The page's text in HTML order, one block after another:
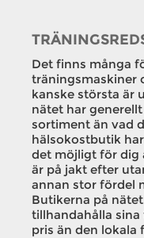
Det finns många
träningsmaskiner
kanske största är
nätet har
sortiment än vad
hälsokostbutik
det möjligt för dig
är på jakt efter
annan stor fördel
Butikerna på
tillhandahålla
pris än den lokala